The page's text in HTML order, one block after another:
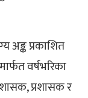
अङ्क प्रकाशित
वर्षभरिका
प्रशासक र